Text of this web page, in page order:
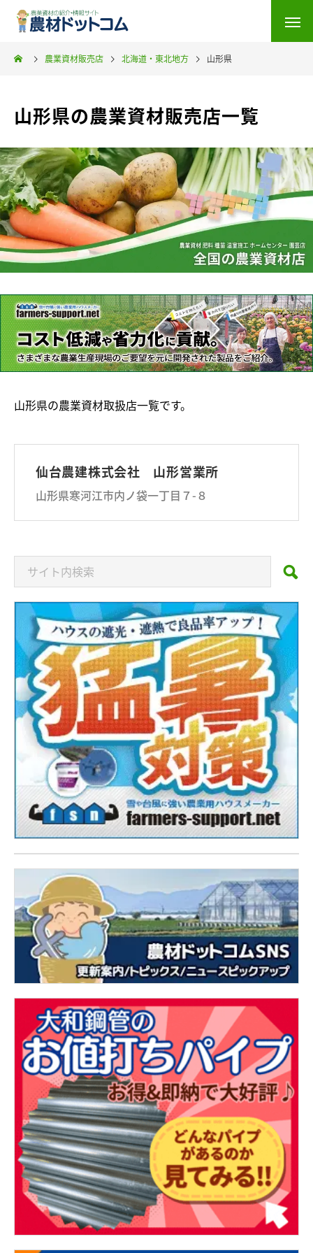
農業資材販売店 北海道・東北地方 山形県
山形県の農業資材販売店一覧
山形県の農業資材取扱店一覧です。
仙台農建株式会社 山形営業所
山形県寒河江市内ノ袋一丁目７-８